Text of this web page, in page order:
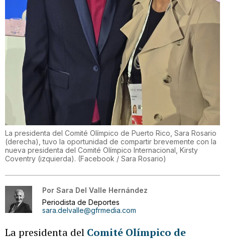
La presidenta del Comité Olímpico de Puerto Rico, Sara Rosario
(derecha), tuvo la oportunidad de compartir brevemente con la
nueva presidenta del Comité Olímpico Internacional, Kirsty
Coventry (izquierda). (Facebook / Sara Rosario)
Por Sara Del Valle Hernández
Periodista de Deportes
sara.delvalle@gfrmedia.com
La presidenta del Comité Olímpico de